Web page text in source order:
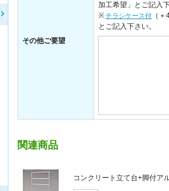
その他ご要望
加工希望」とご記入
※チラシケース付 （
とご記入下さい。
関連商品
コンクリート立て台+脚付ア